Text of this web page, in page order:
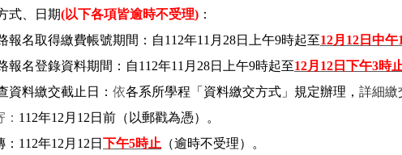
式、日期(以下各項皆逾時不受理) ：
報名取得繳費帳號期間：自112年11月28日上午9時起至12月12日中午
報名登錄資料期間：自112年11月28日上午9時起至12月12日下午3時
資料繳交截止日： 依各系所學程「資料繳交方式」規定辦理， 詳細繳
112年12月12日前（以郵戳為憑）。
：112年12月12日 下午5時止 （逾時不受理）。